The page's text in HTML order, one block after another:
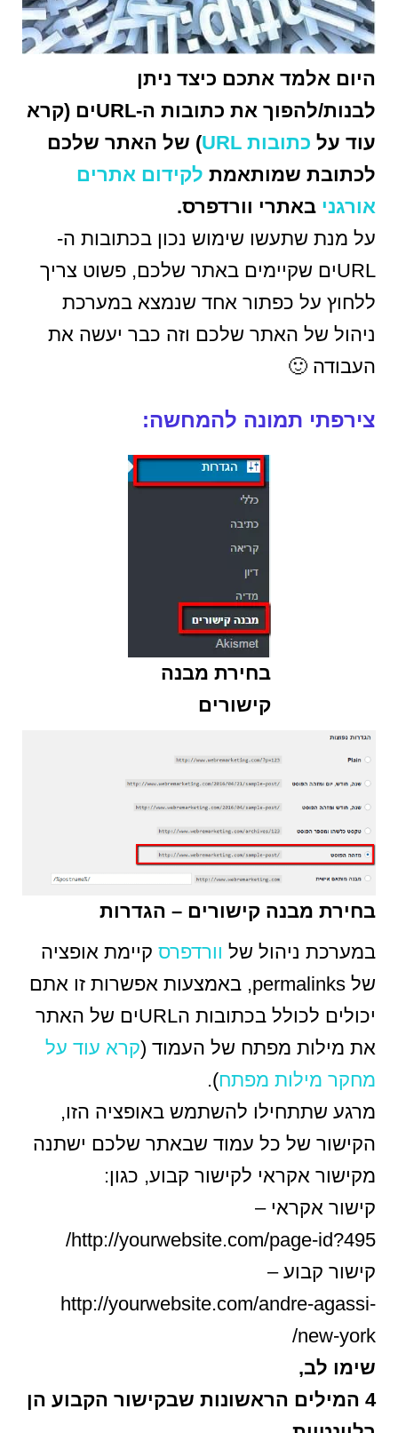
היום אלמד אתכם כיצד ניתן
לבנות/להפוך את כתובות ה-URLים (קרא
עוד על כתובות URL
) של האתר שלכם
לכתובת שמותאמת לקידום אתרים
אורגני באתרי וורדפרס.
על מנת שתעשו שימוש נכון בכתובות ה-
URLים שקיימים באתר שלכם, פשוט צריך
ללחוץ על כפתור אחד שנמצא במערכת
ניהול של האתר שלכם וזה כבר יעשה את
העבודה 🙂
צירפתי תמונה להמחשה:
בחירת מבנה
קישורים
בחירת מבנה קישורים – הגדרות
במערכת ניהול של וורדפרס קיימת אופציה
של permalinks, באמצעות אפשרות זו אתם
יכולים לכולל בכתובות הURLים של האתר
את מילות מפתח של העמוד (קרא עוד על
מחקר מילות מפתח).
מרגע שתתחילו להשתמש באופציה הזו,
הקישור של כל עמוד שבאתר שלכם ישתנה
מקישור אקראי לקישור קבוע, כגון:
קישור אקראי –
http://yourwebsite.com/page-id?495/
קישור קבוע –
http://yourwebsite.com/andre-agassi-
new-york/
שימו לב,
4 המילים הראשונות שבקישור הקבוע הן